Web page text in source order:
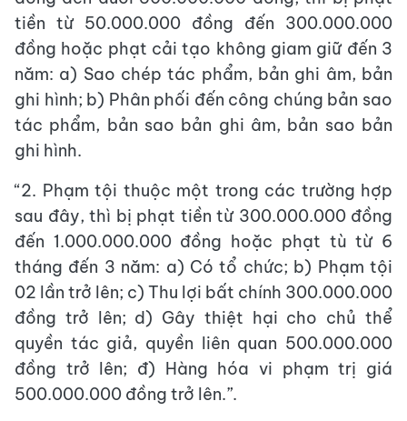
tiền từ 50.000.000 đồng đến 300.000.000
đồng hoặc phạt cải tạo không giam giữ đến 3
năm: a) Sao chép tác phẩm, bản ghi âm, bản
ghi hình; b) Phân phối đến công chúng bản sao
tác phẩm, bản sao bản ghi âm, bản sao bản
ghi hình.
“2. Phạm tội thuộc một trong các trường hợp
sau đây, thì bị phạt tiền từ 300.000.000 đồng
đến 1.000.000.000 đồng hoặc phạt tù từ 6
tháng đến 3 năm: a) Có tổ chức; b) Phạm tội
02 lần trở lên; c) Thu lợi bất chính 300.000.000
đồng trở lên; d) Gây thiệt hại cho chủ thể
quyền tác giả, quyền liên quan 500.000.000
đồng trở lên; đ) Hàng hóa vi phạm trị giá
500.000.000 đồng trở lên.”.